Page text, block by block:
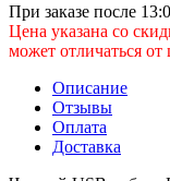
При заказе после
Цена указана со
может отличаться
Описание
Отзывы
Оплата
Доставка